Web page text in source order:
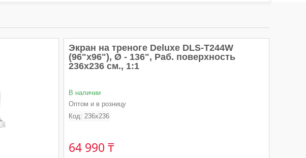
Экран на треноге Deluxe DLS-T244W
(96"х96"), Ø - 136", Раб. поверхность
236х236 см., 1:1
В наличии
Оптом и в розницу
Код: 236x236
64 990 ₸